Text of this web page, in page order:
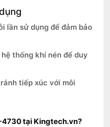
lần sử dụng để đảm bảo
thống khí nén để duy
tiếp xúc với môi
4730 tại Kingtech.vn?